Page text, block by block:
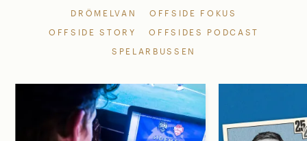
DRÖMELVAN
OFFSIDE FOKUS
OFFSIDE STORY
OFFSIDES PODCAST
SPELARBUSSEN